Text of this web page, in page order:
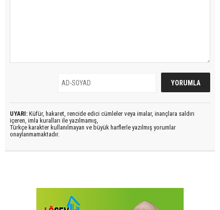
UYARI: Küfür, hakaret, rencide edici cümleler veya imalar, inançlara saldırı
içeren, imla kuralları ile yazılmamış,
Türkçe karakter kullanılmayan ve büyük harflerle yazılmış yorumlar
onaylanmamaktadır.